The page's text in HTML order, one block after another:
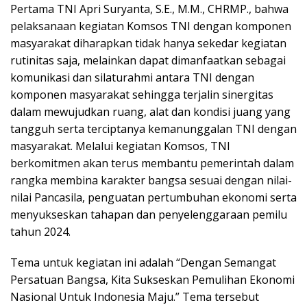
Pertama TNI Apri Suryanta, S.E., M.M., CHRMP., bahwa
pelaksanaan kegiatan Komsos TNI dengan komponen
masyarakat diharapkan tidak hanya sekedar kegiatan
rutinitas saja, melainkan dapat dimanfaatkan sebagai
komunikasi dan silaturahmi antara TNI dengan
komponen masyarakat sehingga terjalin sinergitas
dalam mewujudkan ruang, alat dan kondisi juang yang
tangguh serta terciptanya kemanunggalan TNI dengan
masyarakat. Melalui kegiatan Komsos, TNI
berkomitmen akan terus membantu pemerintah dalam
rangka membina karakter bangsa sesuai dengan nilai-
nilai Pancasila, penguatan pertumbuhan ekonomi serta
menyukseskan tahapan dan penyelenggaraan pemilu
tahun 2024.
Tema untuk kegiatan ini adalah “Dengan Semangat
Persatuan Bangsa, Kita Sukseskan Pemulihan Ekonomi
Nasional Untuk Indonesia Maju.” Tema tersebut